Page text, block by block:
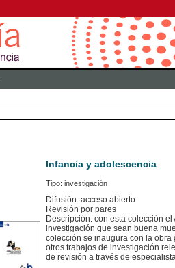
Infancia y adolescencia
Tipo: investigación
Difusión: acceso abierto
Revisión por pares
Descripción: con esta colección
investigación que sean buena
colección se inaugura con la obra
otros trabajos de investigación
de revisión a través de